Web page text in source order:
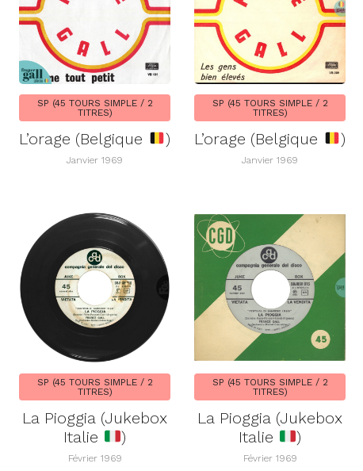
SP (45 TOURS SIMPLE / 2
TITRES)
L’orage (Belgique )
Janvier 1969
SP (45 TOURS SIMPLE / 2
TITRES)
L’orage (Belgique )
Janvier 1969
SP (45 TOURS SIMPLE / 2
TITRES)
La Pioggia (Jukebox
Italie
)
Février 1969
SP (45 TOURS SIMPLE / 2
TITRES)
La Pioggia (Jukebox
Italie
)
Février 1969